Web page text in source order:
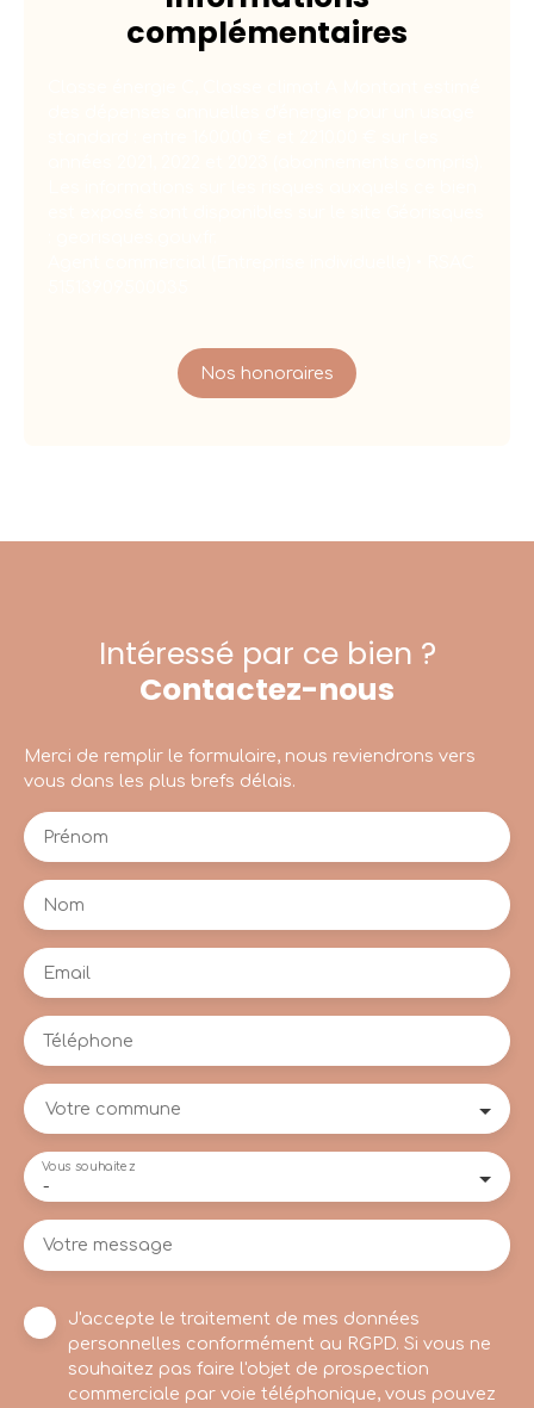
complémentaires
Nos honoraires
Intéressé par ce bien ?
Contactez-nous
Merci de remplir le formulaire, nous reviendrons vers
vous dans les plus brefs délais.
Prénom
Nom
Email
Téléphone
Votre commune
-
Vous souhaitez
Votre message
J'accepte le traitement de mes données
personnelles conformément au RGPD. Si vous ne
souhaitez pas faire l'objet de prospection
commerciale par voie téléphonique, vous pouvez